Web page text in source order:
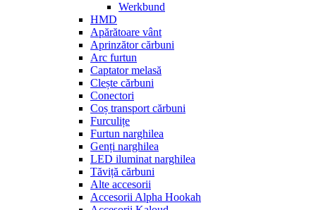
Werkbund
HMD
Apărătoare vânt
Aprinzător cărbuni
Arc furtun
Captator melasă
Clește cărbuni
Conectori
Coș transport cărbuni
Furculițe
Furtun narghilea
Genți narghilea
LED iluminat narghilea
Tăviță cărbuni
Alte accesorii
Accesorii Alpha Hookah